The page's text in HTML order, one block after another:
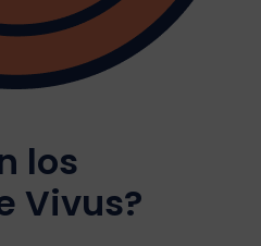
los
Vivus?